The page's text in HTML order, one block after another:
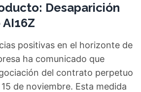
Desaparición
positivas en el horizonte de
ha comunicado que
del contrato perpetuo
de noviembre. Esta medida